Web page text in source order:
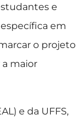
e
em
o projeto
maior
e da UFFS,